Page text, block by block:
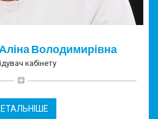
Володимирівна
кабінету